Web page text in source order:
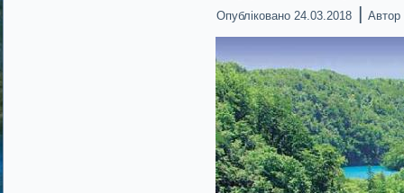
Опубліковано 24.03.2018 | Автор